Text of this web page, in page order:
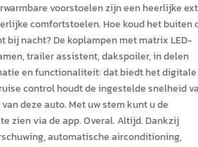
voorstoelen zijn een heerlijke
comfortstoelen. Hoe koud het buiten
bij nacht? De koplampen met matrix LED-
trailer assistent, dakspoiler, in delen
en functionaliteit: dat biedt het digitale
control houdt de ingestelde snelheid
deze auto. Met uw stem kunt u de
zien via de app. Overal. Altijd. Dankzij
automatische airconditioning,